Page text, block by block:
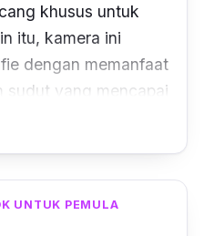
khusus untuk
itu, kamera ini
dengan memanfaat
sudut yang mencapai
dengan lebih
UNTUK PEMULA